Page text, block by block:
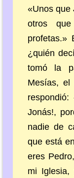
«Unos que
otros
profetas.»
¿quién
tomó la
Mesías,
Jonás!,
nadie de
que está
eres
mi